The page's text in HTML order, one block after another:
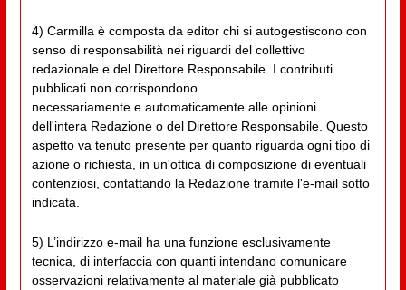
4) Carmilla è composta da editor chi si autogestiscono con
senso di responsabilità nei riguardi del collettivo
redazionale e del Direttore Responsabile. I contributi
pubblicati non corrispondono
necessariamente e automaticamente alle opinioni
dell'intera Redazione o del Direttore Responsabile. Questo
aspetto va tenuto presente per quanto riguarda ogni tipo di
azione o richiesta, in un'ottica di composizione di eventuali
contenziosi, contattando la Redazione tramite l'e-mail sotto
indicata.
5) L’indirizzo e-mail ha una funzione esclusivamente
tecnica, di interfaccia con quanti intendano comunicare
osservazioni relativamente al materiale già pubblicato